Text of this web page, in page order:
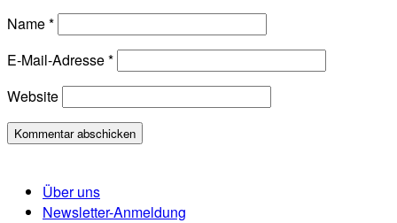
Name*
E-Mail-Adresse*
Website
Über uns
Newsletter-Anmeldung